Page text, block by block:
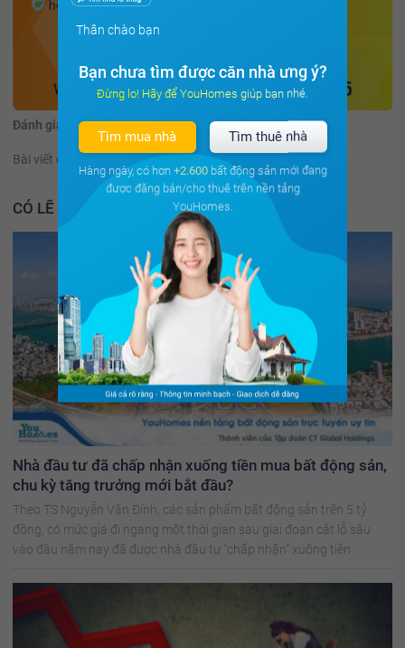
Đánh giá: (42 đánh giá)
Bài viết có hữu ích không? Không
CÓ LẼ BẠN NÊN ĐỌC THÊM
Nhà đầu tư đã chấp nhận xuống tiền mua bất động sản,
chu kỳ tăng trưởng mới bắt đầu?
Theo TS Nguyễn Văn Đính, các sản phẩm bất động sản trên 5 tỷ
đồng, có mức giá đi ngang một thời gian sau giai đoạn cắt lỗ sâu
vào đầu năm nay đã được nhà đầu tư "chấp nhận" xuống tiền
Thân chào bạn
Bạn chưa tìm được căn nhà ưng ý?
Đừng lo! Hãy để YouHomes giúp bạn nhé.
Tìm mua nhà Tìm thuê nhà
Hàng ngày, có hơn +2.600bất động sản mới đang
được đăng bán/cho thuê trên nền tảng
YouHomes.